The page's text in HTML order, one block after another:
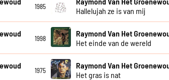
1985
Hallelujah ze is van mij
1998
Raymond Van Het
Het einde van de wereld
1975
Raymond Van Het
Het gras is nat